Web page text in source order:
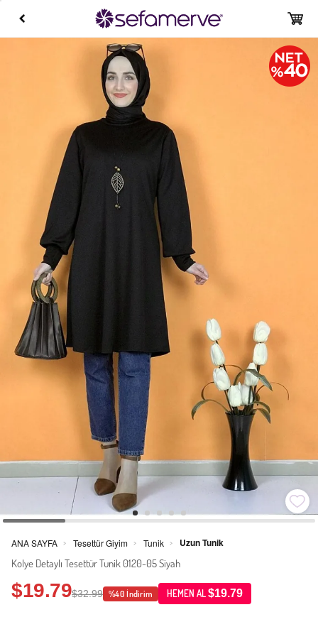
ANA SAYFA > Tesettür Giyim > Tunik > Uzun Tunik
Kolye Detaylı Tesettür Tunik 0120-05 Siyah
$19.79$32.99 %40 İndirim HEMEN AL$19.79